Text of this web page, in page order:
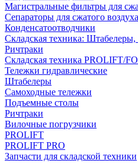
Магистральные фильтры для
Сепараторы для сжатого воздуха
Конденсатоотводчики
Складская техника:
Ричтраки
Складская техника PROLIFT/
Тележки гидравлические
Штабелеры
Самоходные тележки
Подъемные столы
Ричтраки
Вилочные погрузчики
PROLIFT
PROLIFT PRO
Запчасти для складской техники